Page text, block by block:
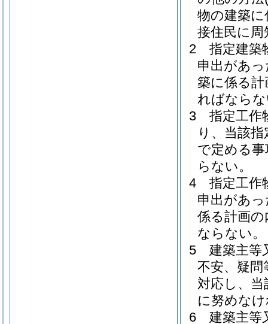
物の建築
接住民に
2
指定建築
申出があ
築に係る
ればなら
3
指定工作
り、当該
で定める
らない。
4
指定工作
申出があ
係る計画
ならない。
5
建築主等
不安、疑
対応し、
に努めな
6
建築主等